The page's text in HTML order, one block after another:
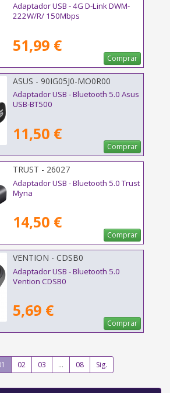
Adaptador USB - 4G D-Link DWM-
222W/R/ 150Mbps
51,99 €
Comprar
ASUS - 90IG05J0-MO0R00
Adaptador USB - Bluetooth 5.0 Asus
USB-BT500
11,50 €
Comprar
TRUST - 26027
Adaptador USB - Bluetooth 5.0 Trust
Myna
14,50 €
Comprar
VENTION - CDSB0
Adaptador USB - Bluetooth 5.0
Vention CDSB0
5,69 €
Comprar
02 03 ... 08 Sig.